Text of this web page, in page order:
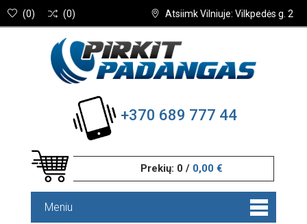
Atsiimk Vilniuje: Vilkpedės g. 2
(0) (0)
+370 689 777 44
Prekių: 0 / 0,00 €
Meniu